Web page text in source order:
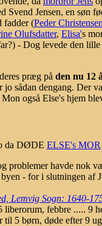
Svend Jensen, en søn
fadder (Peder
Olufsdatter, Elisa's
- Dog levede den
præg på den nu 12
sådan dengang. Der
også Else's hjem
da DØDE ELSE's MOR
problemer havde nok
byen - for i slutningen af
Lemvig Sogn: 1640-
liberorum, febbre .....
til 5 børn, døde efter 9